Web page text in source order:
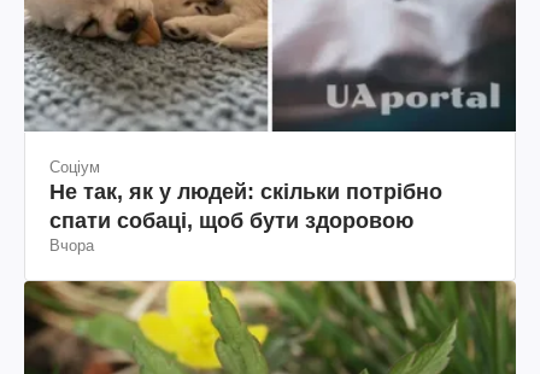
Соціум
Не так, як у людей: скільки потрібно
спати собаці, щоб бути здоровою
Вчора